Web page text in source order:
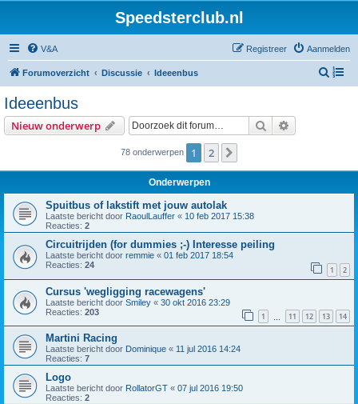
Speedsterclub.nl
V&A Aanmelden
Registreer
Forumoverzicht Discussie Ideeenbus
Z
Ideeenbus
Nieuw onderwerp Zoek
78 onderwerpen 1 2
Onderwerpen
Spuitbus of lakstift met jouw autolak
Laatste bericht door RaoulLauffer « 10 feb 2017 15:38
Reacties: 2
Circuitrijden (for dummies ;-) Interesse peiling
Laatste bericht door remmie « 01 feb 2017 18:54
Reacties: 24 1 2
Cursus 'wegligging racewagens'
Laatste bericht door Smiley « 30 okt 2016 23:29
Reacties: 203 1 11 12 13 14
Martini Racing
Laatste bericht door Dominique « 11 jul 2016 14:24
Reacties: 7
Logo
Laatste bericht door RollatorGT « 07 jul 2016 19:50
Reacties: 2